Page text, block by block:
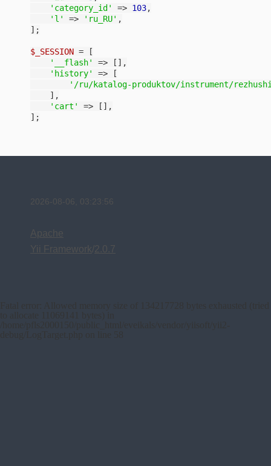
'category_id'
=> 103,
'l'
=> 'ru_RU' ,
];
$_SESSION = [
'__flash'
=> [],
'history'
=> [
'/ru/katalog-produktov/instrument/
'cart'
=> [],
];
2026-08-06, 03:23:56
Apache
Yii Framework/2.0.7